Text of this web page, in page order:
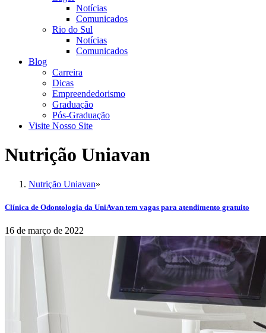
Notícias
Comunicados
Rio do Sul
Notícias
Comunicados
Blog
Carreira
Dicas
Empreendedorismo
Graduação
Pós-Graduação
Visite Nosso Site
Nutrição Uniavan
Nutrição Uniavan»
Clínica de Odontologia da UniAvan tem vagas para atendimento gratuito
16 de março de 2022